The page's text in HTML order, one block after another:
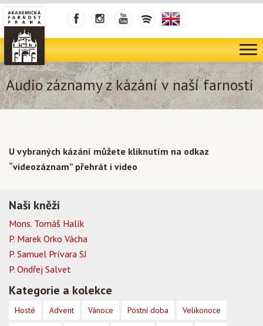
Audio záznamy z kázání v naší farnosti
U vybraných kázání můžete kliknutím na odkaz
“videozáznam” přehrát i video
Naši kněží
Mons. Tomáš Halík
P. Marek Orko Vácha
P. Samuel Prívara SJ
P. Ondřej Salvet
Kategorie a kolekce
Hosté Advent Vánoce Postní doba Velikonoce